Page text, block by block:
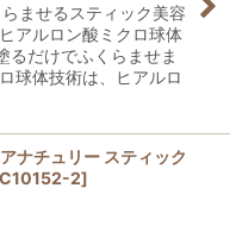
ませるスティック美容
アルロン酸ミクロ球体
るだけでふくらませま
球体技術は、ヒアルロ
ナチュリー スティック
C10152-2]